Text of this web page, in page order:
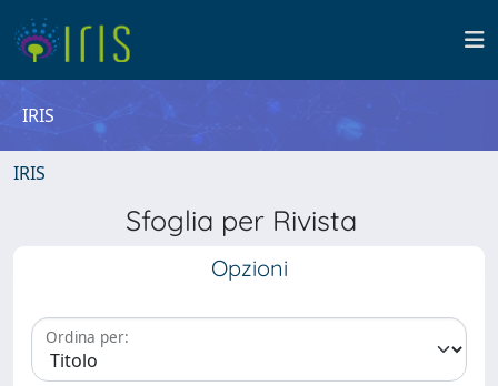
IRIS
IRIS
Sfoglia per Rivista
Opzioni
Ordina per: